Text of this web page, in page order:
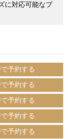
に対応可能なプ